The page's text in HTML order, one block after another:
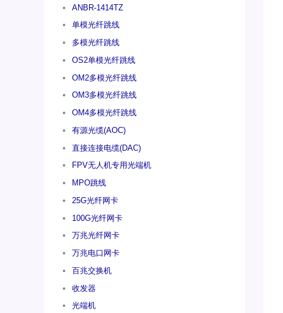
ANBR-1414TZ
单模光纤跳线
多模光纤跳线
OS2单模光纤跳线
OM2多模光纤跳线
OM3多模光纤跳线
OM4多模光纤跳线
有源光缆(AOC)
直接连接电缆(DAC)
FPV无人机专用光端机
MPO跳线
25G光纤网卡
100G光纤网卡
万兆光纤网卡
万兆电口网卡
百兆交换机
收发器
光端机